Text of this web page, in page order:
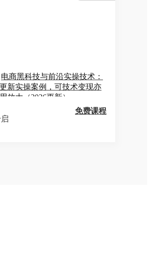
电商黑科技与前沿实操技术：
新实操案例，可技术变现亦
放大（2026更新）
免费课程